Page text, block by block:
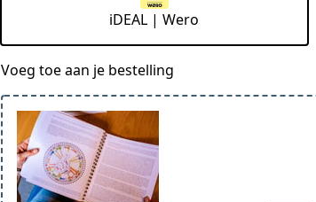
iDEAL | Wero
Voeg toe aan je bestelling